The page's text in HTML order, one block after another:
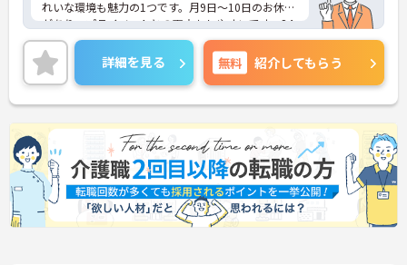
れいな環境も魅力の1つです。月9日～10日のお休み
があり、プライベートとの両立もしやすいです。24
時間体制で看護師も在中しておりますので安心して
介護業務に専念できます。
ご興味をお持ちの方には詳細の情報や面接のポイン
トをお伝えしますのでお気軽にお問い合わせくださ
いませ。
詳細を見る 無料 紹介してもらう